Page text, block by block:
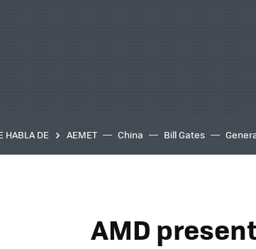
HABLA DE AEMET China Bill Gates
AMD